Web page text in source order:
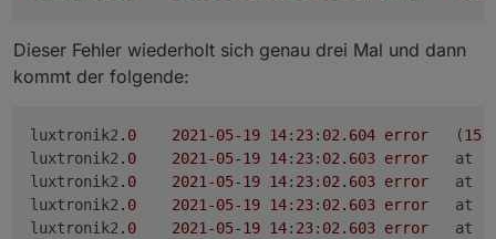
Dieser Fehler wiederholt sich genau drei Mal und dann
kommt der folgende:
luxtronik2 .0 2021 -05-19 14: 23: 02.604 error
	(
luxtronik2 .0 2021 -05-19 14: 23: 02.603 error
at
luxtronik2 .0 2021 -05-19 14: 23: 02.603 error
at
luxtronik2 .0 2021 -05-19 14: 23: 02.603 error
at
luxtronik2 .0 2021 -05-19 14: 23: 02.603 error
at